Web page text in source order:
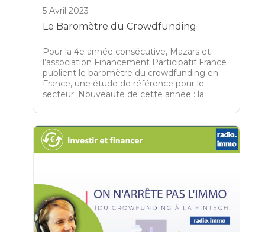
Le Baromètre du Crowdfunding
5 Avril 2023
Pour la 4e année consécutive, Mazars et
l’association Financement Participatif France
publient le baromètre du crowdfunding en
France, une étude de référence pour le
secteur. Nouveauté de cette année : la
avec un focus sur l’immobilier.